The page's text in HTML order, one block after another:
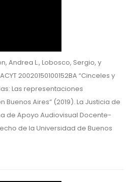
Andrea L., Lobosco, Sergio, y
20020150100152BA “Cinceles y
Las representaciones
Aires” (2019). La Justicia de
de Apoyo Audiovisual Docente-
de la Universidad de Buenos